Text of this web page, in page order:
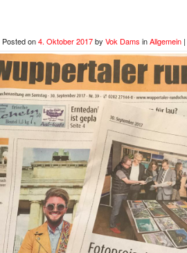
Posted on4. Oktober 2017by Vok Dams inAllgemein |